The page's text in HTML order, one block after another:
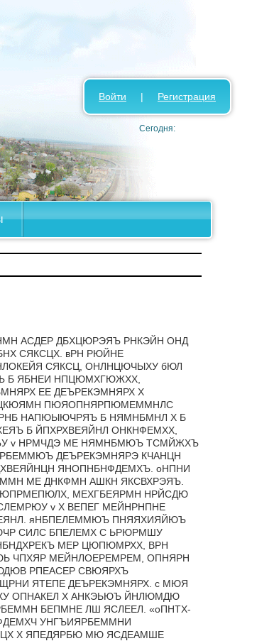
Войти | Регистрация
Сегодня:
АСДЕР ДБХЦЮРЭЯЪ РНКЭЙН ОНД
СЯКСЦХ. вРН РЮЙНЕ
СЯКСЦ, ОНЛНЦЮЧЫХУ бЮЛ
Б ЯБНЕИ НПЦЮМХГЮЖХХ,
ЕЕ ДЕЪРЕКЭМНЯРХ Х
ПЮЯОПНЯРПЮМЕММНЛС
НАПЮЫЮЧРЯЪ Б НЯМНБМНЛ Х Б
Б ЙПХРХВЕЯЙНЛ ОНКНФЕМХХ,
v НРМЧДЭ МЕ НЯМНБМЮЪ ТСМЙЖХЪ
ДЕЪРЕКЭМНЯРЭ КЧАНЦН
ЯНОПНБНФДЕМХЪ. оНПНИ
МЕ ДНКФМН АШКН ЯКСВХРЭЯЪ.
МЕХГБЕЯРМН НРЙСДЮ
v Х ВЕПЕГ МЕЙНРНПНЕ
яНБПЕЛЕММЮЪ ПНЯЯХИЯЙЮЪ
СИЛС БПЕЛЕМХ С ЬРЮРМШУ
МЕР ЦЮПЮМРХХ, ВРН
ЧПХЯР МЕЙНЛОЕРЕМРЕМ, ОПНЯРН
РПЕАСЕР СВЮЯРХЪ
ЯТЕПЕ ДЕЪРЕКЭМНЯРХ. с МЮЯ
ОПНАКЕЛ Х АНКЭЬЮЪ ЙНЛЮМДЮ
БЕПМНЕ ЛШ ЯСЛЕЕЛ. «оПНТХ-
УНГЪИЯРБЕММНИ
Х ЯПЕДЯРБЮ МЮ ЯСДЕАМШЕ